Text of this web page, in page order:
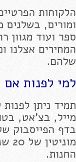
הלקוחות
ומורים, בשלנים
ספר ועוד מגוון
המחירים אצלנו
שלהם.
למי לפנות
תמיד ניתן
מייל, בצ'אט,
בדף הפייסבוק
החנות.